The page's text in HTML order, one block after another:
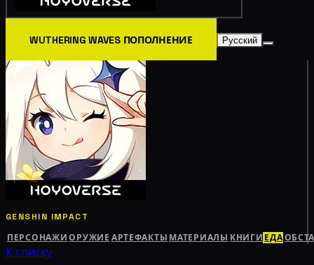
WUTHERING WAVES ПОПОЛНЕНИЕ Русский
GENSHIN IMPACT
ПЕРСОНАЖИ ОРУЖИЕ АРТЕФАКТЫ МАТЕРИАЛЫ КНИГИ ЕДА
К списку